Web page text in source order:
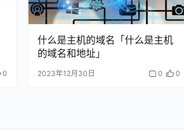
0
什么是主机的域名「什么是主机
的域名和地址」
2023年12月30日 0 0